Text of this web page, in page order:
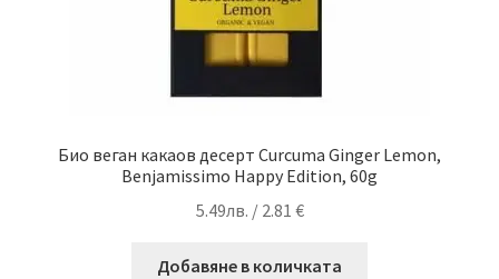
Био веган какаов десерт Curcuma Ginger Lemon,
Benjamissimo Happy Edition, 60g
5.49лв. / 2.81 €
Добавяне в количката